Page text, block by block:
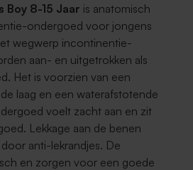
Boy 8-15 Jaar is anatomisch
ondergoed voor jongens
wegwerp incontinentie-
aan- en uitgetrokken als
Het is voorzien van een
laag en een waterafstotende
voelt zacht aan en zit
Lekkage aan de benen
anti-lekrandjes. De
en zorgen voor een goede